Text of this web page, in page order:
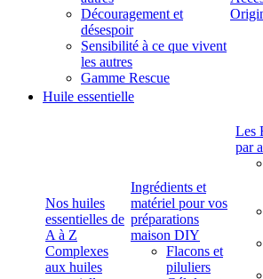
Découragement et
désespoir
Sensibilité à ce que vivent
les autres
Gamme Rescue
Huile essentielle
Nos huiles
essentielles de
A à Z
Complexes
aux huiles
Ingrédients et
matériel pour vos
préparations
maison DIY
Flacons et
piluliers
Les
par